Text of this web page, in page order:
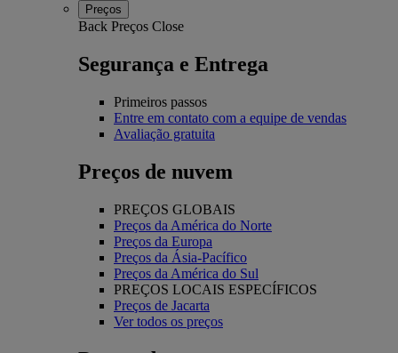
Preços
Back Preços Close
Segurança e Entrega
Primeiros passos
Entre em contato com a equipe de vendas
Avaliação gratuita
Preços de nuvem
PREÇOS GLOBAIS
Preços da América do Norte
Preços da Europa
Preços da Ásia-Pacífico
Preços da América do Sul
PREÇOS LOCAIS ESPECÍFICOS
Preços de Jacarta
Ver todos os preços